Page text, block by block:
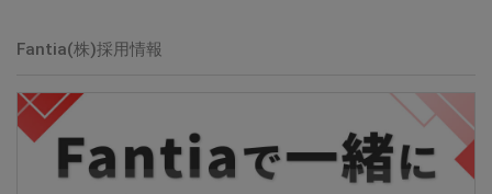
Fantia(株)採用情報